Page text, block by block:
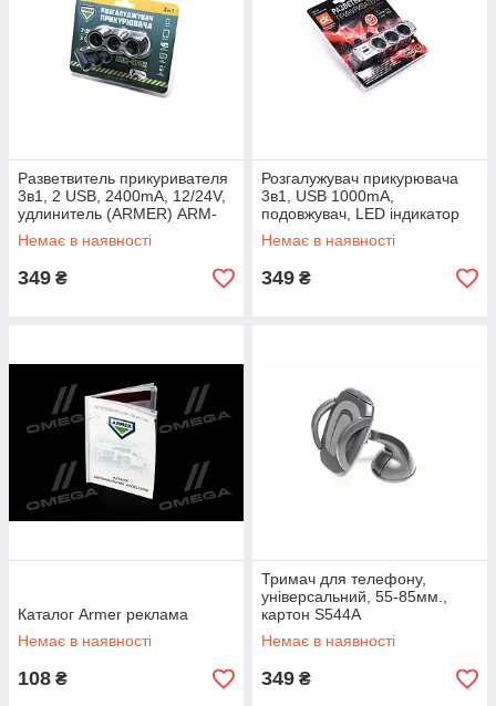
Разветвитель прикуривателя
3в1, 2 USB, 2400mA, 12/24V,
удлинитель (ARMER) ARM-
RP02
Немає в наявності
349 ₴
Розгалужувач прикурювача
3в1, USB 1000mA,
подовжувач, LED індикатор
(ДК) WF-024
Немає в наявності
349 ₴
Каталог Armer реклама
Немає в наявності
108 ₴
Тримач для телефону,
універсальний, 55-85мм.,
картон S544A
Немає в наявності
349 ₴